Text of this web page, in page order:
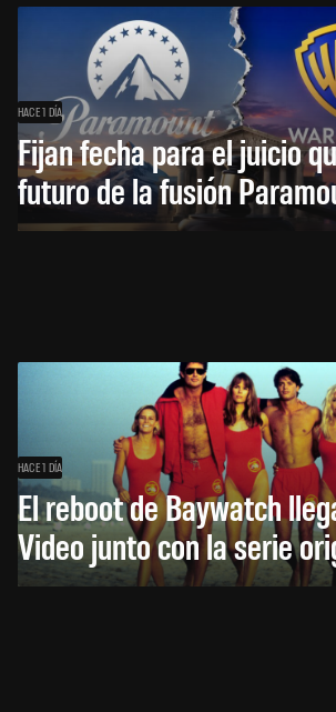
HACE 1 DÍA
Fijan fecha para el juicio
futuro de la fusión
HACE 1 DÍA
El reboot de Baywatch
Video junto con la serie